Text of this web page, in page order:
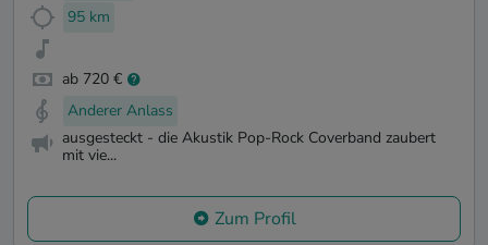
95 km
ab 720 €
Anderer Anlass
ausgesteckt - die Akustik Pop-Rock Coverband zaubert
mit vie...
Zum Profil